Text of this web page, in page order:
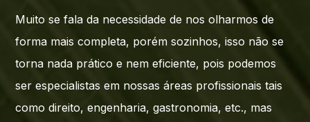
Muito se fala da necessidade de nos olharmos de
forma mais completa, porém sozinhos, isso não se
torna nada prático e nem eficiente, pois podemos
ser especialistas em nossas áreas profissionais tais
como direito, engenharia, gastronomia, etc., mas